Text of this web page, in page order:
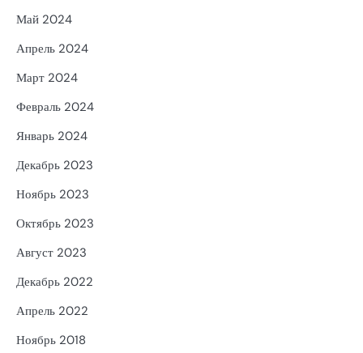
Май 2024
Апрель 2024
Март 2024
Февраль 2024
Январь 2024
Декабрь 2023
Ноябрь 2023
Октябрь 2023
Август 2023
Декабрь 2022
Апрель 2022
Ноябрь 2018